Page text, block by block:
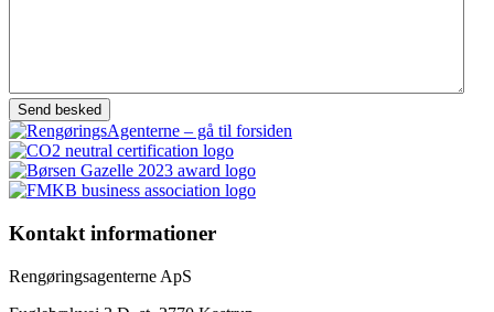
Kontakt informationer
Rengøringsagenterne ApS